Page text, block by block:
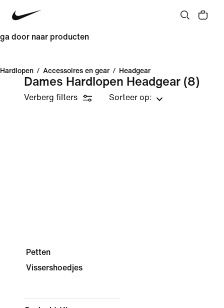
ga door naar producten
Hardlopen / Accessoires en gear / Headgear
Dames Hardlopen Headgear (8)
Verberg filters Sorteer op:
Petten
Vissershoedjes